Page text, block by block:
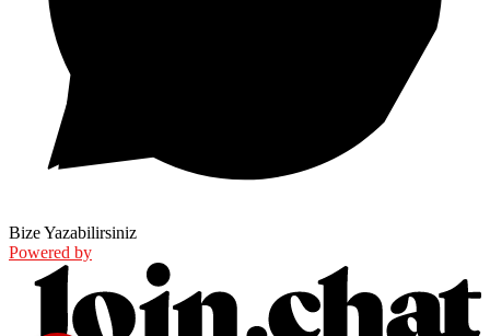
Bize Yazabilirsiniz
Powered by